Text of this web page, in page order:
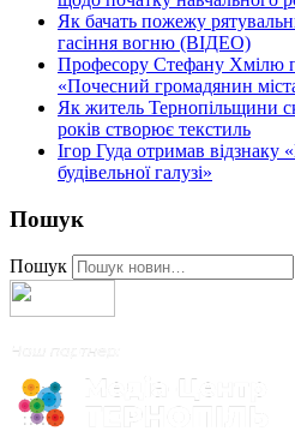
Як бачать пожежу
гасіння вогню (ВІДЕО)
Професору Стефану Хмілю
«Почесний громадянин
Як житель Тернопільщини
років створює текстиль
Ігор Гуда отримав відзнаку
будівельної галузі»
Пошук
Пошук